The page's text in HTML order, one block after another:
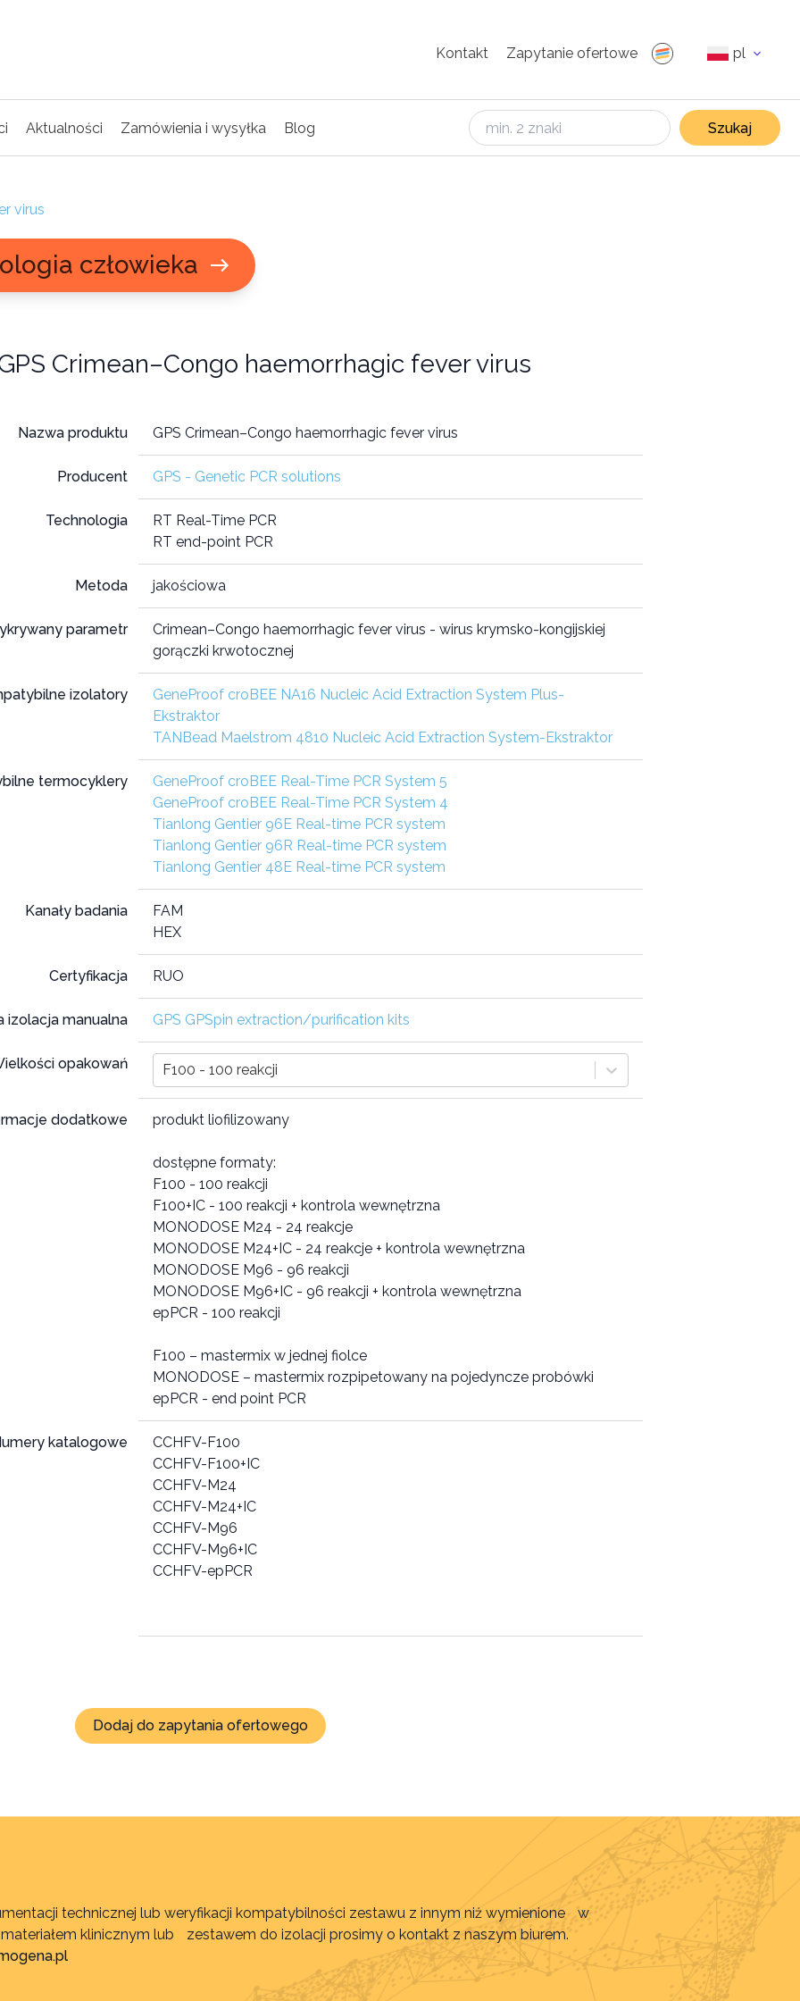
Kontakt Zapytanie ofertowe pl
Aktualności Zamówienia i wysyłka Blog Szukaj
virus
człowieka
Crimean–Congo haemorrhagic fever virus
Nazwa produktu GPS Crimean–Congo haemorrhagic fever virus
Producent GPS - Genetic PCR solutions
Technologia
RT Real-Time PCR
RT end-point PCR
Metoda jakościowa
parametr
Crimean–Congo haemorrhagic fever virus - wirus krymsko-kongijskiej
gorączki krwotocznej
izolatory
GeneProof croBEE NA16 Nucleic Acid Extraction System Plus-
Ekstraktor
TANBead Maelstrom 4810 Nucleic Acid Extraction System-Ekstraktor
termocyklery
GeneProof croBEE Real-Time PCR System 5
GeneProof croBEE Real-Time PCR System 4
Tianlong Gentier 96E Real-time PCR system
Tianlong Gentier 96R Real-time PCR system
Tianlong Gentier 48E Real-time PCR system
Kanały badania
FAM
HEX
Certyfikacja RUO
izolacja manualna GPS GPSpin extraction/purification kits
opakowań F100 - 100 reakcji
dodatkowe produkt liofilizowany
dostępne formaty:
F100 - 100 reakcji
F100+IC - 100 reakcji + kontrola wewnętrzna
MONODOSE M24 - 24 reakcje
MONODOSE M24+IC - 24 reakcje + kontrola wewnętrzna
MONODOSE M96 - 96 reakcji
MONODOSE M96+IC - 96 reakcji + kontrola wewnętrzna
epPCR - 100 reakcji
F100 – mastermix w jednej fiolce
MONODOSE – mastermix rozpipetowany na pojedyncze probówki
katalogowe
CCHFV-F100
CCHFV-F100+IC
CCHFV-M24
CCHFV-M24+IC
CCHFV-M96
CCHFV-M96+IC
CCHFV-epPCR
Dodaj do zapytania ofertowego
technicznej lub weryfikacji kompatybilności zestawu z innym niż wymienione w
klinicznym lub zestawem do izolacji prosimy o kontakt z naszym biurem.